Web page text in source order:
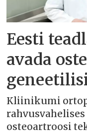
Eesti
avada
Kliinikumi
osteoartroosi